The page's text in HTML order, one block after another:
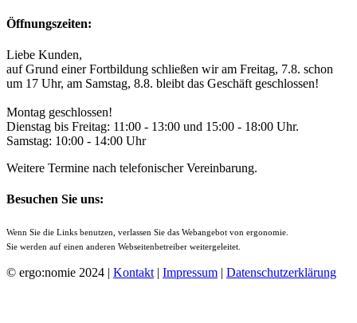
Öffnungszeiten:
Liebe Kunden,
auf Grund einer Fortbildung schließen wir am Freitag, 7.8. schon
um 17 Uhr, am Samstag, 8.8. bleibt das Geschäft geschlossen!
Montag geschlossen!
Dienstag bis Freitag: 11:00 - 13:00 und 15:00 - 18:00 Uhr.
Samstag: 10:00 - 14:00 Uhr
Weitere Termine nach telefonischer Vereinbarung.
Besuchen Sie uns:
Wenn Sie die Links benutzen, verlassen Sie das Webangebot von ergonomie.
Sie werden auf einen anderen Webseitenbetreiber weitergeleitet.
© ergo:nomie 2024 | Kontakt | Impressum | Datenschutzerklärung